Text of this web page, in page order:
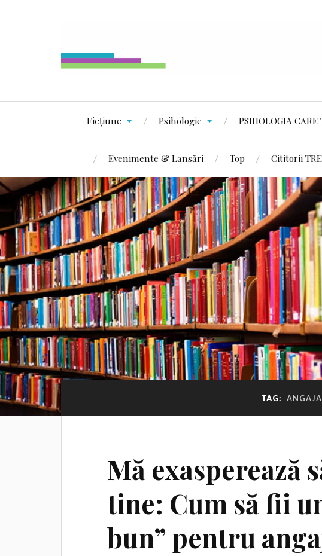
Ficțiune Psihologie PSIHOLOGIA CARE
Evenimente & Lansări Top Cititorii
TAG:
Mă exasperează
tine: Cum să fii
bun” pentru